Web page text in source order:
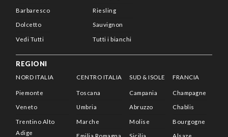
Barbaresco
Dolcetto
Vedi Tutti
Riesling
Sauvignon
Tutti i bianchi
REGIONI
NORD ITALIA
Piemonte
Veneto
Trentino Alto
Adige
CENTRO ITALIA
Toscana
Umbria
Marche
SUD & ISOLE
Campania
Abruzzo
Molise
FRANCIA
Champagne
Chablis
Bourgogne